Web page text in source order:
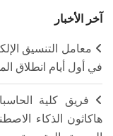
آخر الأخبار
في أول أيام انطلاق
فريق كلية
هاكاثون الذكاء